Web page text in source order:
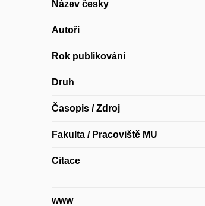
Název česky
Autoři
Rok publikování
Druh
Časopis / Zdroj
Fakulta / Pracoviště MU
Citace
www